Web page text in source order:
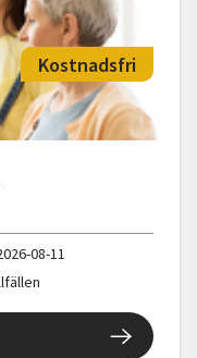
Kostnadsfri
08-11